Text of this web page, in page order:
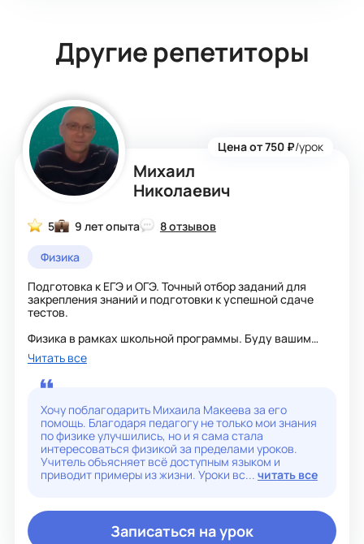
Другие репетиторы
Михаил
Николаевич
Цена от 750 ₽/урок
5 9 лет опыта
8 отзывов
Физика
Подготовка к ЕГЭ и ОГЭ. Точный отбор заданий для
закрепления знаний и подготовки к успешной сдаче
тестов.
Физика в рамках школьной программы. Буду вашим
гидом в онлайн режиме. Помогу с домашним заданием
по программе 7-11 классов. Подготовлю по любым
темам для сдачи ЕГЭ.
Основой успешного обучения считаю доверительный и
комфортный контакт между преподавателем и
учеником.
Читать все
Хочу поблагодарить Михаила Макеева за его
помощь. Благодаря педагогу не только мои знания
по физике улучшились, но и я сама стала
интересоваться физикой за пределами уроков.
Учитель объясняет всё доступным языком и
приводит примеры из жизни. Уроки вс... читать все
Записаться на урок